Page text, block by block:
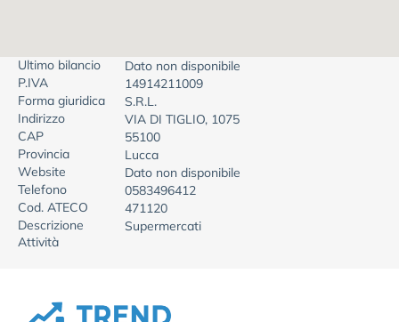
Ultimo bilancio
Dato non disponibile
P.IVA
14914211009
Forma giuridica
S.R.L.
Indirizzo
VIA DI TIGLIO, 1075
CAP
55100
Provincia
Lucca
Website
Dato non disponibile
Telefono
0583496412
Cod. ATECO
471120
Descrizione
Attività
Supermercati